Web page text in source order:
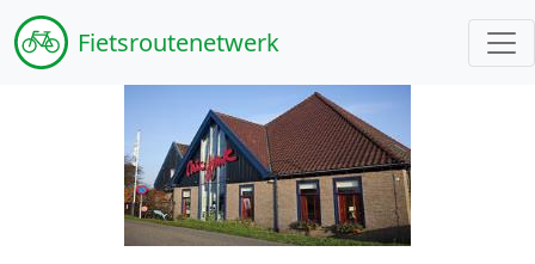
Fietsroutenetwerk